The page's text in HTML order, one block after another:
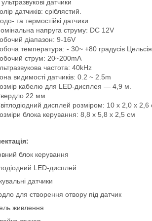
датчики
датчиків: сріблястий.
та термостійкі датчики
напруга струму: DC 12V
діапазон: 9-16V
температура: - 30~ +80 градусів Цельсія
струм: 20~200mA
частота: 40kHz
видимості датчиків: 0.2 ~ 2.5m
кабелю для LED-дисплея — 4,9 м.
22 мм
дисплей розміром: 10 х 2,0 х 2,6
блока керування: 8,8 х 5,8 х 2,5 см
блок керування
LED-дисплей
датчики
для створення отвору під датчик
живлення